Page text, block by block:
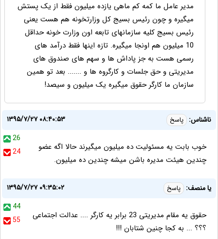
مدیر عامل ما کمه کم ماهی یازده میلیون فقط از یک پستش
میگیره و چون رئیس بسیج کل وزارتخونه هم هست یعنی
رئیس بسیج کلیه سازمانهای تابعه اون وزارت خونه حداقل
10 میلیون هم اونجا میگیره. تازه اینها فقط درآمد های
رسمی هست به جز پاداش ها و سهم های صندوق های
مدیریتی و حق جلسات و کارگروه ها و ....... بعد تو همین
سازمان ما کارگر حقوق میگیره یک میلیون و سیصد!
ناشناس: پاسخ
۱۳۹۵/۷/۲۷ ۰۸:۴۰:۵۳
26
24
خوب بابت یه مسئولیت ده میلیون میگیرند حالا اگه عضو
چندین هیئت مدیره باشن میشه چندین ده میلیون.
یا منصف: پاسخ
۱۳۹۵/۷/۲۷ ۰۹:۳۵:۰۲
44
55
حقوق یه مقام مدیریتی 23 برابر یه کارگر .... عدالت اجتماعی
؟؟؟ ... به کجا چنین شتابان !!!